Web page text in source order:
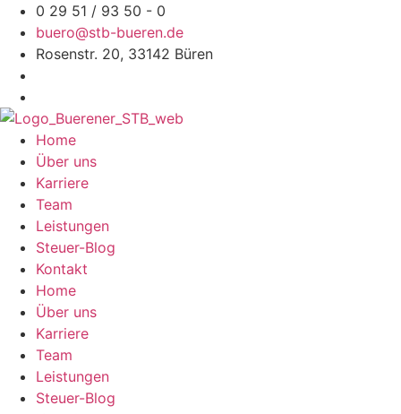
Zum
Inhalt
springen
0 29 51 / 93 50 - 0
buero@stb-bueren.de
Rosenstr. 20, 33142 Büren
Home
Über uns
Karriere
Team
Leistungen
Steuer-Blog
Kontakt
Home
Über uns
Karriere
Team
Leistungen
Steuer-Blog